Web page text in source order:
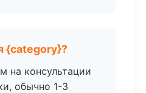
{category}?
на консультации
обычно 1-3